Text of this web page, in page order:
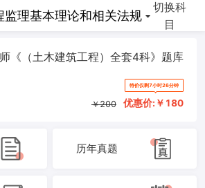
监理基本理论和相关法规
切换科
目
析-土木建筑工程
《（土木建筑工程）全套4科》题库
￥200
特价仅剩7小时26分钟
优惠价:￥ 180
历年真题